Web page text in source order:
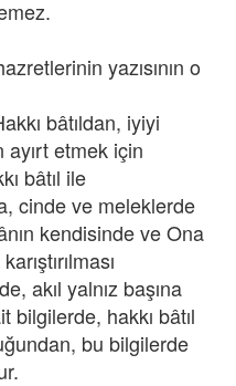
yazısının o
bâtıldan, iyiyi
ayırt etmek için
bâtıl ile
cinde ve meleklerde
kendisinde ve Ona
akıl yalnız başına
hakkı bâtıl
bu bilgilerde